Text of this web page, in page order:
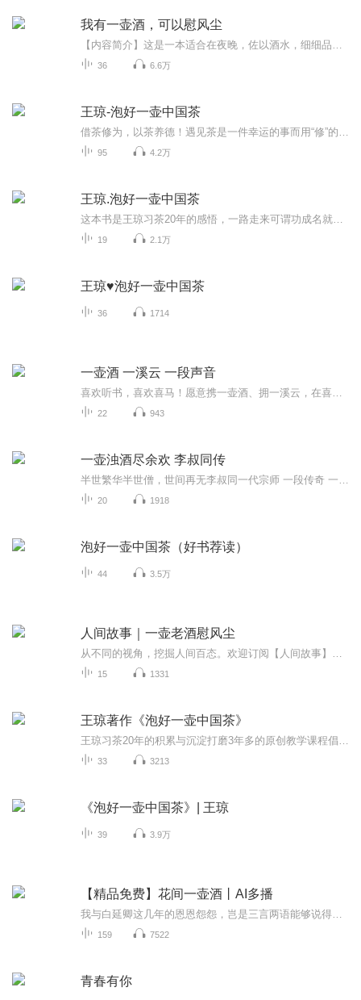
我有一壶酒，可以慰风尘
36 6.6万
王琼-泡好一壶中国茶
95 4.2万
王琼.泡好一壶中国茶
19 2.1万
王琼♥泡好一壶中国茶
36 1714
一壶酒 一溪云 一段声音
22 943
一壶浊酒尽余欢 李叔同传
20 1918
泡好一壶中国茶（好书荐读）
44 3.5万
人间故事｜一壶老酒慰风尘
15 1331
王琼著作《泡好一壶中国茶》
33 3213
《泡好一壶中国茶》| 王琼
39 3.9万
【精品免费】花间一壶酒丨AI多播
159 7522
青春有你